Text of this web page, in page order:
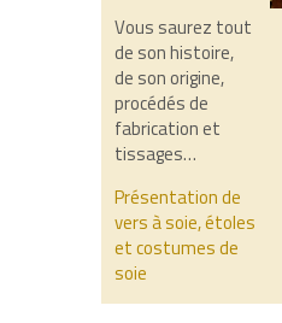
Vous saurez tout
de son histoire,
de son origine,
procédés de
fabrication et
tissages…
Présentation de
vers à soie, étoles
et costumes de
soie